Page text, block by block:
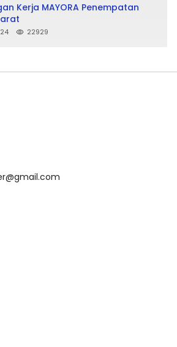
Kerja MAYORA Penempatan
22929